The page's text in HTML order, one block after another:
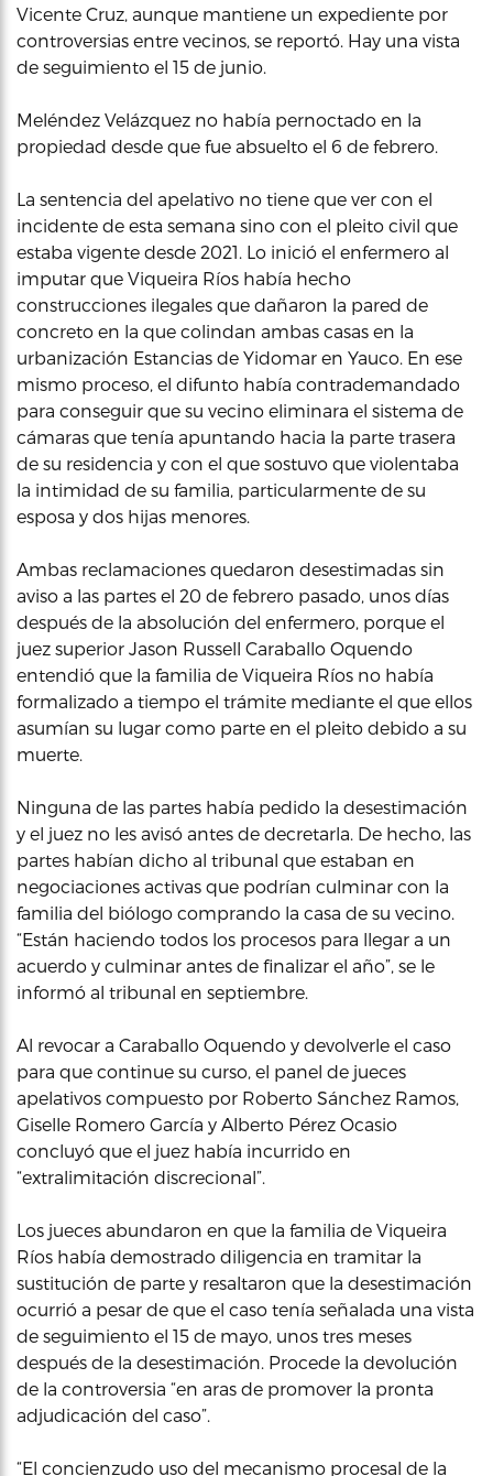
Vicente Cruz, aunque mantiene un expediente por
controversias entre vecinos, se reportó. Hay una vista
de seguimiento el 15 de junio.
Meléndez Velázquez no había pernoctado en la
propiedad desde que fue absuelto el 6 de febrero.
La sentencia del apelativo no tiene que ver con el
incidente de esta semana sino con el pleito civil que
estaba vigente desde 2021. Lo inició el enfermero al
imputar que Viqueira Ríos había hecho
construcciones ilegales que dañaron la pared de
concreto en la que colindan ambas casas en la
urbanización Estancias de Yidomar en Yauco. En ese
mismo proceso, el difunto había contrademandado
para conseguir que su vecino eliminara el sistema de
cámaras que tenía apuntando hacia la parte trasera
de su residencia y con el que sostuvo que violentaba
la intimidad de su familia, particularmente de su
esposa y dos hijas menores.
Ambas reclamaciones quedaron desestimadas sin
aviso a las partes el 20 de febrero pasado, unos días
después de la absolución del enfermero, porque el
juez superior Jason Russell Caraballo Oquendo
entendió que la familia de Viqueira Ríos no había
formalizado a tiempo el trámite mediante el que ellos
asumían su lugar como parte en el pleito debido a su
muerte.
Ninguna de las partes había pedido la desestimación
y el juez no les avisó antes de decretarla. De hecho, las
partes habían dicho al tribunal que estaban en
negociaciones activas que podrían culminar con la
familia del biólogo comprando la casa de su vecino.
“Están haciendo todos los procesos para llegar a un
acuerdo y culminar antes de finalizar el año”, se le
informó al tribunal en septiembre.
Al revocar a Caraballo Oquendo y devolverle el caso
para que continue su curso, el panel de jueces
apelativos compuesto por Roberto Sánchez Ramos,
Giselle Romero García y Alberto Pérez Ocasio
concluyó que el juez había incurrido en
“extralimitación discrecional”.
Los jueces abundaron en que la familia de Viqueira
Ríos había demostrado diligencia en tramitar la
sustitución de parte y resaltaron que la desestimación
ocurrió a pesar de que el caso tenía señalada una vista
de seguimiento el 15 de mayo, unos tres meses
después de la desestimación. Procede la devolución
de la controversia “en aras de promover la pronta
adjudicación del caso”.
“El concienzudo uso del mecanismo procesal de la